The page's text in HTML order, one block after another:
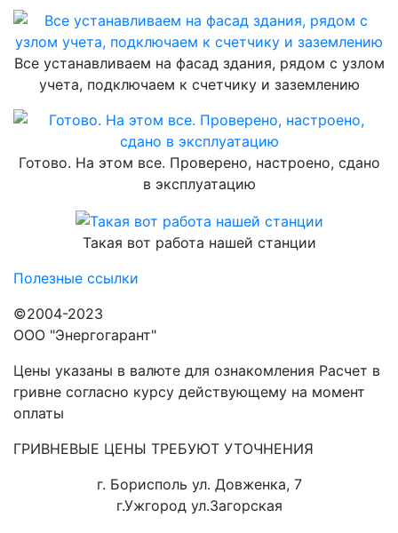
Все устанавливаем на фасад здания, рядом с узлом
учета, подключаем к счетчику и заземлению
Готово. На этом все. Проверено, настроено, сдано
в эксплуатацию
Такая вот работа нашей станции
Полезные ссылки
©2004-2023
ООО "Энергогарант"
Цены указаны в валюте для ознакомления Расчет в
гривне согласно курсу действующему на момент
оплаты
ГРИВНЕВЫЕ ЦЕНЫ ТРЕБУЮТ УТОЧНЕНИЯ
г. Борисполь ул. Довженка, 7
г.Ужгород ул.Загорская